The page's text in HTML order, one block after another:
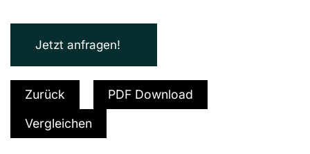
Jetzt anfragen!
Zurück
PDF Download
Vergleichen